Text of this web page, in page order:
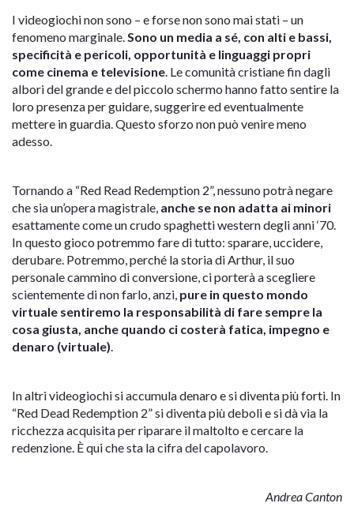
I videogiochi non sono – e forse non sono mai stati – un
fenomeno marginale.Sono un media a sé, con alti e bassi,
specificità e pericoli, opportunità e linguaggi propri
come cinema e televisione. Le comunità cristiane fin dagli
albori del grande e del piccolo schermo hanno fatto sentire la
loro presenza per guidare, suggerire ed eventualmente
mettere in guardia. Questo sforzo non può venire meno
adesso.
Tornando a “Red Read Redemption 2”, nessuno potrà negare
che sia un’opera magistrale, anche se non adatta ai minori
esattamente come un crudo spaghetti western degli anni ‘70.
In questo gioco potremmo fare di tutto: sparare, uccidere,
derubare. Potremmo, perché la storia di Arthur, il suo
personale cammino di conversione, ci porterà a scegliere
scientemente di non farlo, anzi, pure in questo mondo
virtuale sentiremo la responsabilità di fare sempre la
cosa giusta, anche quando ci costerà fatica, impegno e
denaro (virtuale).
In altri videogiochi si accumula denaro e si diventa più forti. In
“Red Dead Redemption 2” si diventa più deboli e si dà via la
ricchezza acquisita per riparare il maltolto e cercare la
redenzione. È qui che sta la cifra del capolavoro.
Andrea Canton